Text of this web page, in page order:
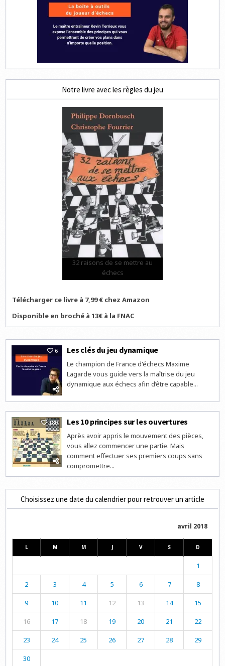
Notre livre avec les règles du jeu
32 raisons de se mettre au
échecs
Télécharger ce livre à 7,99 € chez Amazon
Disponible en broché à 13€ à la FNAC
6 Les clés du jeu dynamique
Le champion de France d'échecs Maxime
Lagarde vous guide vers la maîtrise du jeu
dynamique aux échecs afin d’être capable...
180 Les 10 principes sur les ouvertures
Après avoir appris le mouvement des pièces,
vous allez commencer une partie. Mais
comment effectuer ses premiers coups sans
compromettre...
Choisissez une date du calendrier pour retrouver un article
avril 2018
L M M J V S D
1
2 3 4 5 6 7 8
9 10 11 12 13 14 15
16 17 18 19 20 21 22
23 24 25 26 27 28 29
30